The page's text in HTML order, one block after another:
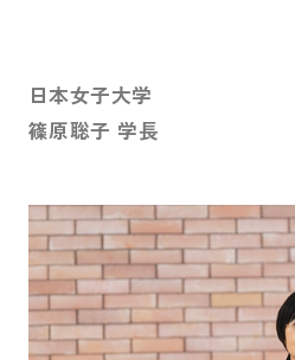
日本女子大学
篠原聡子 学長